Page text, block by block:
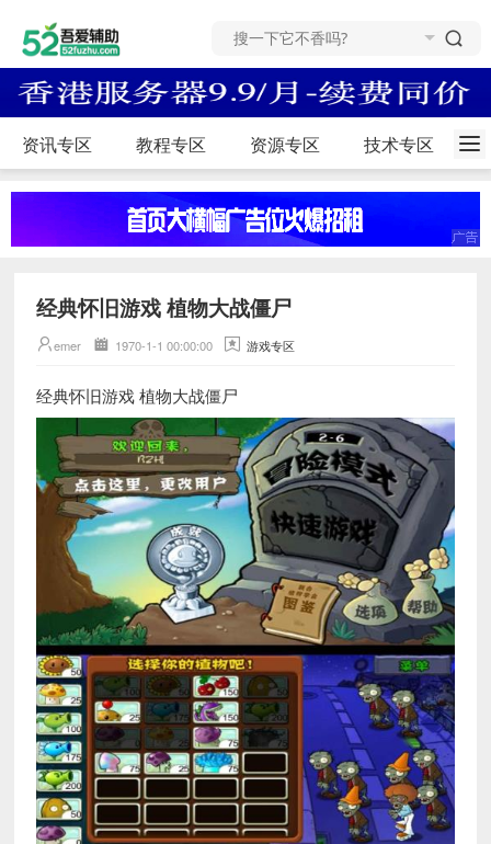
资讯专区 教程专区 资源专区 技术专区
经典怀旧游戏 植物大战僵尸
emer 1970-1-1 00:00:00 游戏专区
经典怀旧游戏 植物大战僵尸